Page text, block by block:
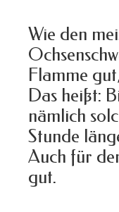
Wie den
Flamme
Das heißt:
nämlich
Stunde
Auch für
gut.